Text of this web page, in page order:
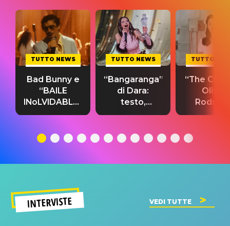
TUTTO NEWS
Bad Bunny e
“BAILE
INoLVIDABLE”:
testo,
significato
TUTTO NEWS
“Bangaranga”
di Dara:
testo,
traduzione e
del singolo
TUTTO
“The
Olivia
testo,
INTERVISTE VEDI TUTTE